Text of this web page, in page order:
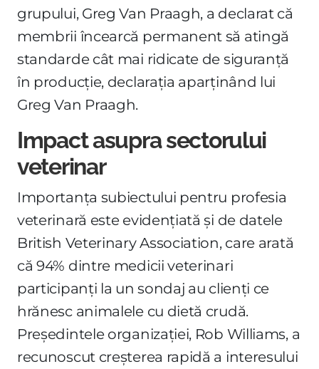
grupului, Greg Van Praagh, a declarat că
membrii încearcă permanent să atingă
standarde cât mai ridicate de siguranță
în producție, declarația aparținând lui
Greg Van Praagh.
Impact asupra sectorului
veterinar
Importanța subiectului pentru profesia
veterinară este evidențiată și de datele
British Veterinary Association, care arată
că 94% dintre medicii veterinari
participanți la un sondaj au clienți ce
hrănesc animalele cu dietă crudă.
Președintele organizației, Rob Williams, a
recunoscut creșterea rapidă a interesului